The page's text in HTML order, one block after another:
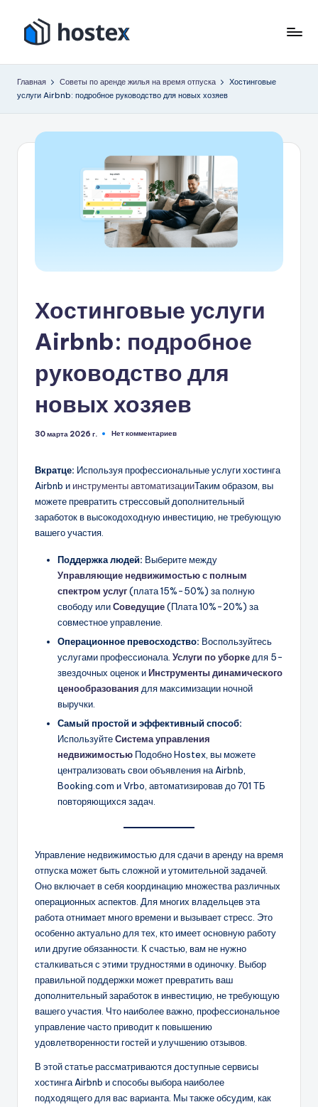
Перейти
содержимому
о
с
вашего
помощью
Главная Советы по аренде жилья на время отпуска
Хостинговые
услуги Airbnb: подробное руководство для новых хозяев
Хостинговые услуги
Airbnb: подробное
руководство для
новых хозяев
30 марта 2026 г. Нет комментариев
Вкратце: Используя профессиональные услуги хостинга
Airbnb и инструменты автоматизацииТаким образом, вы
можете превратить стрессовый дополнительный
заработок в высокодоходную инвестицию, не требующую
вашего участия.
Поддержка людей: Выберите между
Управляющие недвижимостью с полным
спектром услуг(плата 15%-50%) за полную
свободу илиСоведущие(Плата 10%-20%) за
совместное управление.
Операционное превосходство: Воспользуйтесь
услугами профессионала. Услуги по уборке для 5-
звездочных оценок иИнструменты динамического
ценообразования для максимизации ночной
выручки.
Самый простой и эффективный способ:
ИспользуйтеСистема управления
недвижимостью Подобно Hostex, вы можете
централизовать свои объявления на Airbnb,
Booking.com и Vrbo, автоматизировав до 701 ТБ
повторяющихся задач.
Управление недвижимостью для сдачи в аренду на время
отпуска может быть сложной и утомительной задачей.
Оно включает в себя координацию множества различных
операционных аспектов. Для многих владельцев эта
работа отнимает много времени и вызывает стресс. Это
особенно актуально для тех, кто имеет основную работу
или другие обязанности. К счастью, вам не нужно
сталкиваться с этими трудностями в одиночку. Выбор
правильной поддержки может превратить ваш
дополнительный заработок в инвестицию, не требующую
вашего участия. Что наиболее важно, профессиональное
управление часто приводит к повышению
удовлетворенности гостей и улучшению отзывов.
В этой статье рассматриваются доступные сервисы
хостинга Airbnb и способы выбора наиболее
подходящего для вас варианта. Мы также обсудим, как